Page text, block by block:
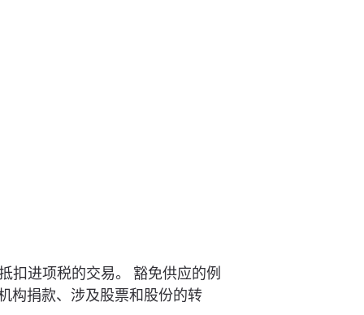
扣进项税的交易。 豁免供应的例
构捐款、涉及股票和股份的转